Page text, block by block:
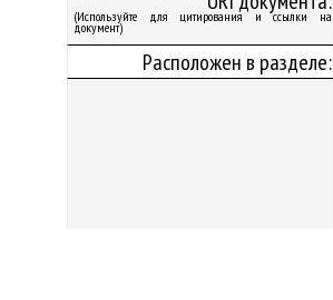
(Используйте для цитирования и ссылки на
документ)
Расположен в разделе: